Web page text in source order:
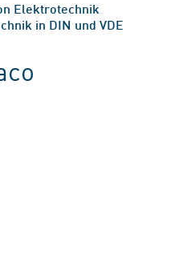
Elektrotechnik
in DIN und VDE